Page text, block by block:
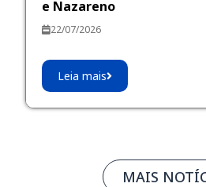
e Nazareno
22/07/2026
Leia mais
MAIS